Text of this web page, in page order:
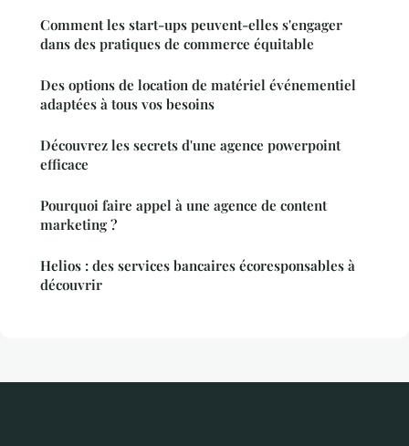
Comment les start-ups peuvent-elles s'engager
dans des pratiques de commerce équitable
Des options de location de matériel événementiel
adaptées à tous vos besoins
Découvrez les secrets d'une agence powerpoint
efficace
Pourquoi faire appel à une agence de content
marketing ?
Helios : des services bancaires écoresponsables à
découvrir